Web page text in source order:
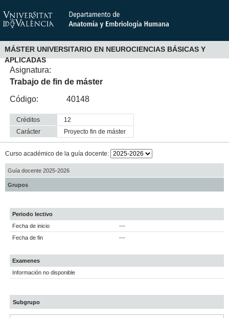
MÁSTER UNIVERSITARIO EN NEUROCIENCIAS BÁSICAS Y
APLICADAS
Asignatura:
Trabajo de fin de máster
Código:
40148
Créditos
12
Carácter
proyecto fin de máster
Curso académico de la guía docente:
Guía docente 2025-2026
Grupos
Periodo lectivo
Fecha de inicio
---
Fecha de fin
---
Examenes
Información no disponible
Subgrupo